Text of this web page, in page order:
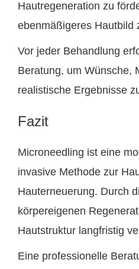
Hautregeneration zu
ebenmäßigeres Hautbild
Vor jeder Behandlung
Beratung, um Wünsche,
realistische Ergebnisse
Fazit
Microneedling ist eine
invasive Methode zur
Hauterneuerung. Durch
körpereigenen
Hautstruktur langfristig
Eine professionelle